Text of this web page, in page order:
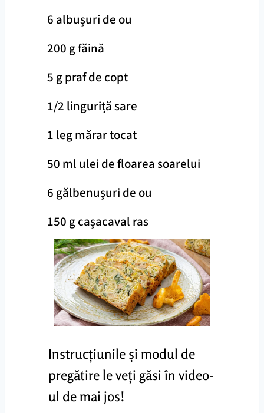
6 albușuri de ou
200 g făină
5 g praf de copt
1/2 linguriță sare
1 leg mărar tocat
50 ml ulei de floarea soarelui
6 gălbenușuri de ou
150 g cașacaval ras
Instrucțiunile și modul de
pregătire le veți găsi în video-
ul de mai jos!